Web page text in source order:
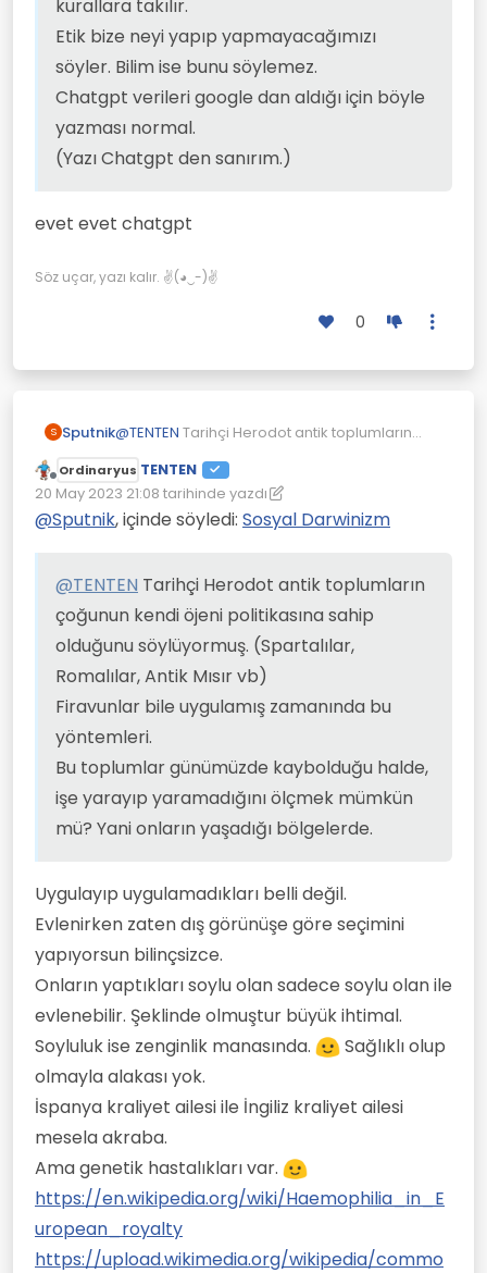
kurallara takılır.
Etik bize neyi yapıp yapmayacağımızı
söyler. Bilim ise bunu söylemez.
Chatgpt verileri google dan aldığı için böyle
yazması normal.
(Yazı Chatgpt den sanırım.)
evet evet chatgpt
Söz uçar, yazı kalır. ✌(◕‿-)✌
0
S Sputnik@TENTEN Tarihçi Herodot antik toplumların
olduğunu söylüyormuş. (Spartalılar, Romalılar,
Antik Mısır vb)
Firavunlar bile uygulamış zamanında bu
yöntemleri.
işe yarayıp yaramadığını ölçmek mümkün
mü? Yani onların yaşadığı bölgelerde.
Çevrimdışı
Ordinaryus TENTEN
20 May 2023 21:08 tarihinde yazdı
Son düzenleyen: TENTEN
@Sputnik, içinde söyledi: Sosyal Darwinizm
@TENTEN Tarihçi Herodot antik toplumların
çoğunun kendi öjeni politikasına sahip
olduğunu söylüyormuş. (Spartalılar,
Romalılar, Antik Mısır vb)
Firavunlar bile uygulamış zamanında bu
yöntemleri.
Bu toplumlar günümüzde kaybolduğu halde,
işe yarayıp yaramadığını ölçmek mümkün
mü? Yani onların yaşadığı bölgelerde.
Uygulayıp uygulamadıkları belli değil.
Evlenirken zaten dış görünüşe göre seçimini
yapıyorsun bilinçsizce.
Onların yaptıkları soylu olan sadece soylu olan ile
evlenebilir. Şeklinde olmuştur büyük ihtimal.
Soyluluk ise zenginlik manasında.
Sağlıklı olup
olmayla alakası yok.
İspanya kraliyet ailesi ile İngiliz kraliyet ailesi
mesela akraba.
Ama genetik hastalıkları var.
https://en.wikipedia.org/wiki/Haemophilia_in_E
uropean_royalty
https://upload.wikimedia.org/wikipedia/commo